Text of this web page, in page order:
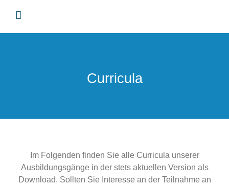
Curricula
Im Folgenden finden Sie alle Curricula unserer
Ausbildungsgänge in der stets aktuellen Version als
Download. Sollten Sie Interesse an der Teilnahme an